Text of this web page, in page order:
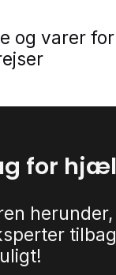
og varer for
for